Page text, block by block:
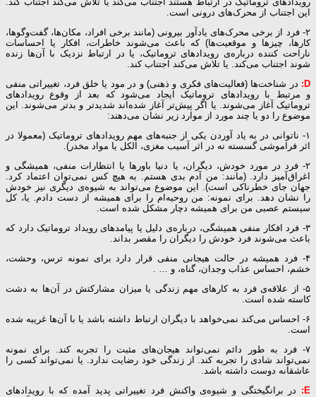
این اجتناب از محرک‌های درونی است.
۲- فرد از برخی محرک‌های یادآور بیرونی (مانند برخی افراد، مکان‌ها، گفت‌و‌گوها،
کارها، چیزها و موقعیت‌ها) که باعث می‌شوند خاطرات، افکار یا احساسات
ناراحت کننده درباره‌ی رویدادهای تروماتیک، یا در ارتباط نزدیک با آن‌ها زنده
شوند اجتناب می‌کند. یا تلاش می‌کند اجتناب کند.
D:
در شناخت‌ها (فعالیت‌های فکری و ذهنی) و در مود یا خلق فرد، تغییراتی منفی
و مرتبط با رویدادهای تروماتیک ایجاد می‌شود که بعد از وقوع رویدادهای
تروماتیک آغاز می‌شوند. یا اگر پیش‌تر آغاز شده‌اند شدیدتر و بدتر می‌شوند. این
موضوع را دو یا چند مورد از موارد زیر نشان می‌دهند:
۱- ناتوانی در به یاد آوردن یکی از جنبه‌های مهم رویدادهای تروماتیک (معمولا در
اثر فراموشی گسسته نه در اثر آسیب مغزی، الکل یا مواد مخدر).
۲- فرد در مورد خودش، دیگران، یا دنیا باورها یا انتظارات منفی، همیشگی و
اغراق‌آمیز دارد. (مانند: من آدم بدی هستم. به هیچ کس نمی‌توان اعتماد کرد.
جهان جای خطرناکی است). این موضوع می‌تواند به شیوه‌ی دیگری نیز خودش
را نشان دهد. برای نمونه: من روحیه‌ام را برای همیشه از دست دادم. یا، کل
سیستم عصبی من برای همیشه دچار مشکل شده است.
۳- فرد افکار منفی همیشگی، درباره‌ی دلیل یا پیامدهای رویداد تروماتیک دارد که
باعث می‌شوند فرد خودش را دیگران را مقصر بداند.
۴- فرد همیشه در حالت هیجانی منفی قرار دارد برای نمونه ترس، وحشت،
خشم، احساس عذاب وجدان، گناه، و … .
۵- از علاقه‌ی فرد به کارهای مهم زندگی یا میزان مشارکتش در آن‌ها به دشت
کاسته شده است.
۶- احساس می‌کند نمی‌خواهد با دیگران ارتباط داشته باشد یا با آن‌ها غریبه شده
است.
۷- فرد به طور دائم نمی‌تواند هیجان‌های مثبت را تجربه کند. برای نمونه
نمی‌تواند شادی را تجربه کند. از زندگی خود رضایت ندارد. یا نمی‌تواند کسی را
عاشقانه دوست داشته باشد.
E:
در برانگیختگی و شیوه‌ی واکنش فرد تغییراتی پدید آمده که با رویدادهای